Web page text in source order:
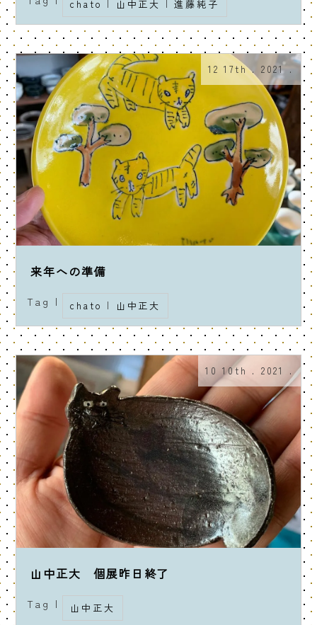
chato 山中正大 |進藤純子
12 17th . 2021 .
来年への準備
Tag | chato | 山中正大
10 10th . 2021 .
山中正大 個展昨日終了
Tag | 山中正大